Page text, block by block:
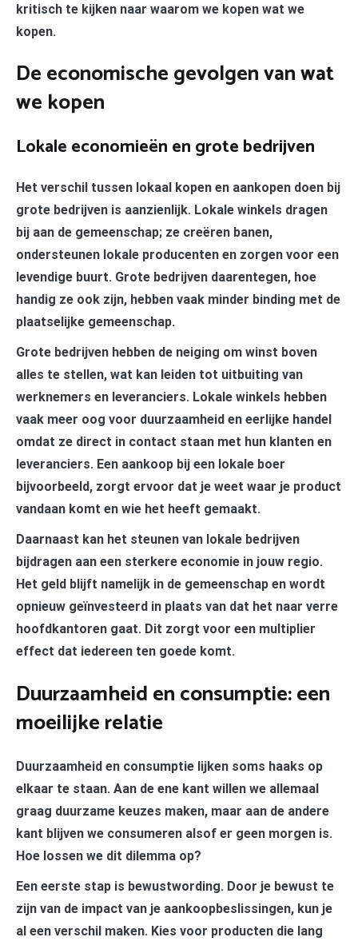
kritisch te kijken naar waarom we kopen wat we
kopen.
De economische gevolgen van wat
we kopen
Lokale economieën en grote bedrijven
Het verschil tussen lokaal kopen en aankopen doen bij
grote bedrijven is aanzienlijk. Lokale winkels dragen
bij aan de gemeenschap; ze creëren banen,
ondersteunen lokale producenten en zorgen voor een
levendige buurt. Grote bedrijven daarentegen, hoe
handig ze ook zijn, hebben vaak minder binding met de
plaatselijke gemeenschap.
Grote bedrijven hebben de neiging om winst boven
alles te stellen, wat kan leiden tot uitbuiting van
werknemers en leveranciers. Lokale winkels hebben
vaak meer oog voor duurzaamheid en eerlijke handel
omdat ze direct in contact staan met hun klanten en
leveranciers. Een aankoop bij een lokale boer
bijvoorbeeld, zorgt ervoor dat je weet waar je product
vandaan komt en wie het heeft gemaakt.
Daarnaast kan het steunen van lokale bedrijven
bijdragen aan een sterkere economie in jouw regio.
Het geld blijft namelijk in de gemeenschap en wordt
opnieuw geïnvesteerd in plaats van dat het naar verre
hoofdkantoren gaat. Dit zorgt voor een multiplier
effect dat iedereen ten goede komt.
Duurzaamheid en consumptie: een
moeilijke relatie
Duurzaamheid en consumptie lijken soms haaks op
elkaar te staan. Aan de ene kant willen we allemaal
graag duurzame keuzes maken, maar aan de andere
kant blijven we consumeren alsof er geen morgen is.
Hoe lossen we dit dilemma op?
Een eerste stap is bewustwording. Door je bewust te
zijn van de impact van je aankoopbeslissingen, kun je
al een verschil maken. Kies voor producten die lang